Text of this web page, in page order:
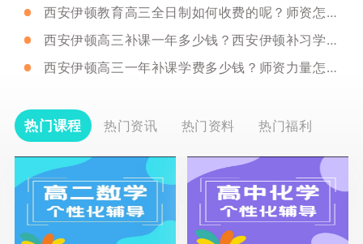
西安伊顿教育高三全日制如何收费的呢？师资怎么样呢？
西安伊顿高三补课一年多少钱？西安伊顿补习学校有啥优点？
西安伊顿高三一年补课学费多少钱？师资力量怎么样呢？
热门课程 热门资讯 热门资料 热门福利